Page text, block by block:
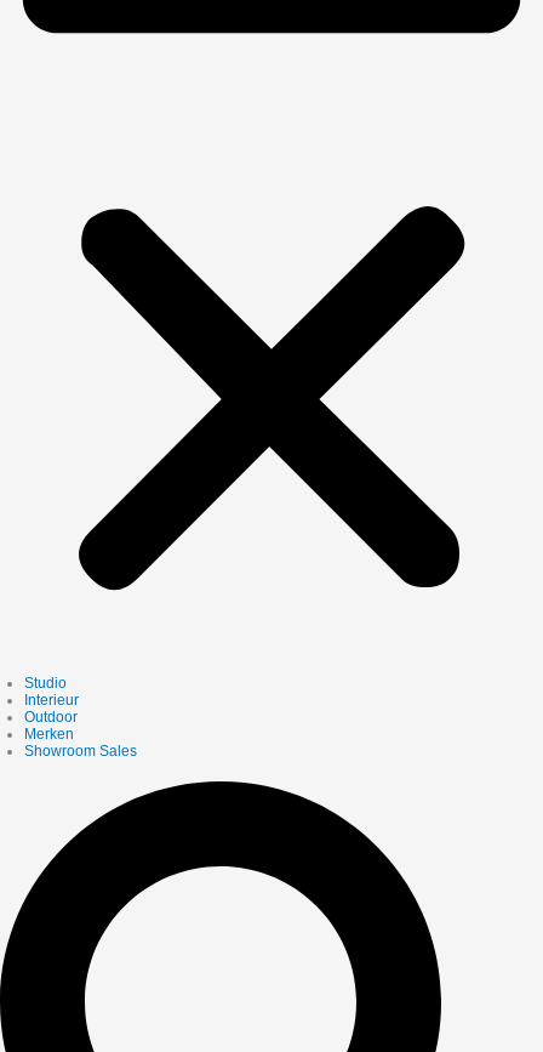
Studio
Interieur
Outdoor
Merken
Showroom Sales